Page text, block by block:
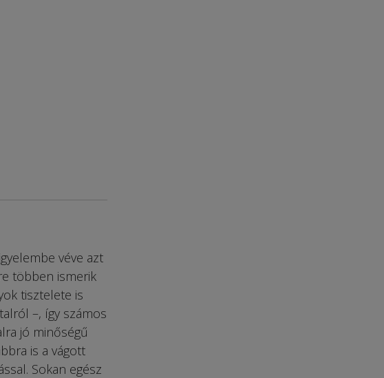
véve azt
többen ismerik
tisztelete is
–, így számos
jó minőségű
is a vágott
Sokan egész